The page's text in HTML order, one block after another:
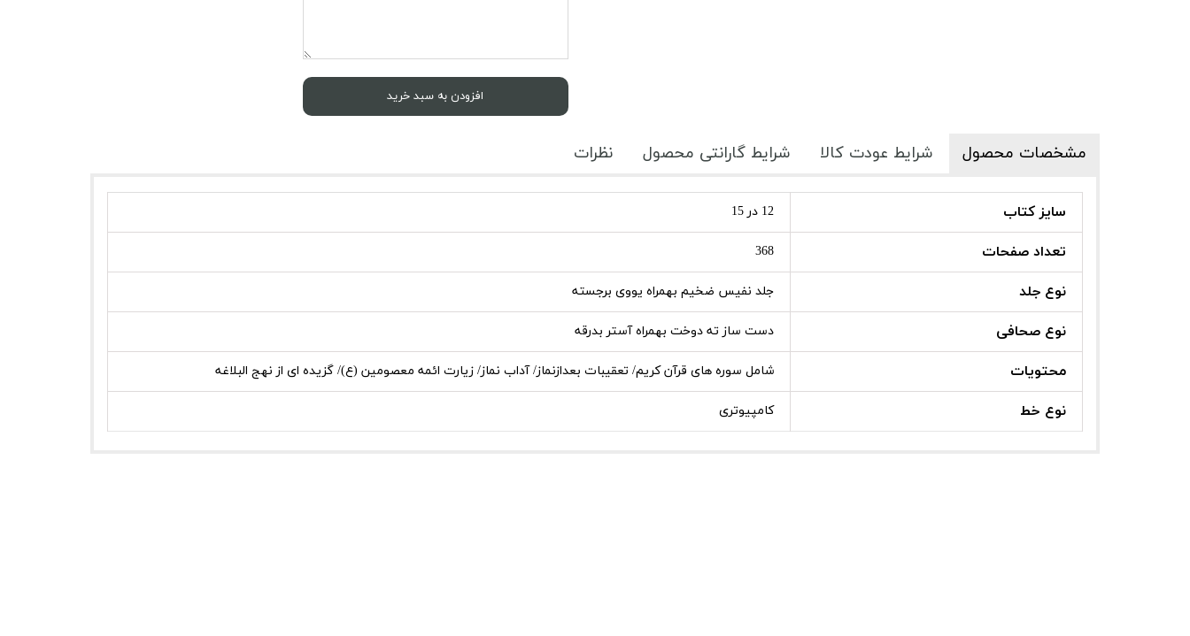
افزودن به سبد خرید
مشخصات محصول شرایط عودت کالا شرایط گارانتی محصول نظرات
سایز کتاب 12 در 15
تعداد صفحات 368
نوع جلد جلد نفیس ضخیم بهمراه یووی برجسته
نوع صحافی دست ساز ته دوخت بهمراه آستر بدرقه
محتویات شامل سوره های قرآن کریم/ تعقیبات بعدازنماز/ آداب نماز/ زیارت ائمه معصومین (ع)/ گزیده ای از نهج البلاغه
نوع خط کامپیوتری